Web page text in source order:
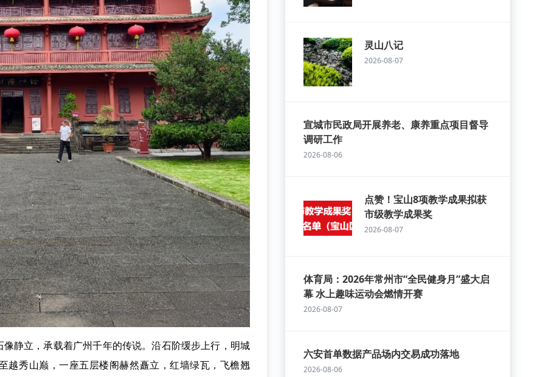
立，承载着广州千年的传说。沿石阶缓步上行，明城
越秀山巅，一座五层楼阁赫然矗立，红墙绿瓦，飞檐翘
灵山八记
2026-08-07
宣城市民政局开展养老、康养重点项目督导
调研工作
2026-08-06
点赞！宝山8项教学成果拟获
市级教学成果奖
2026-08-07
体育局：2026年常州市“全民健身月”盛大启
幕 水上趣味运动会燃情开赛
2026-08-07
六安首单数据产品场内交易成功落地
2026-08-06